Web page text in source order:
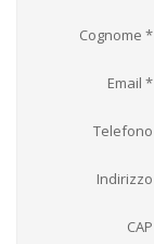
Cognome *
Email *
Telefono
Indirizzo
CAP